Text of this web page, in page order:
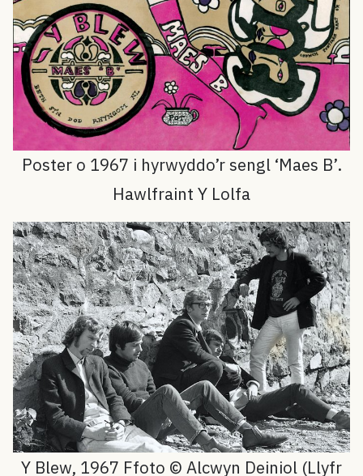
Poster o 1967 i hyrwyddo’r sengl ‘Maes B’.
Hawlfraint Y Lolfa
Y Blew, 1967 Ffoto ©️ Alcwyn Deiniol (Llyfr